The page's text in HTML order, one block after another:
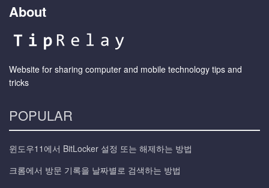
About
Website for sharing computer and mobile technology tips and
tricks
POPULAR
윈도우11에서 BitLocker 설정 또는 해제하는 방법
크롬에서 방문 기록을 날짜별로 검색하는 방법